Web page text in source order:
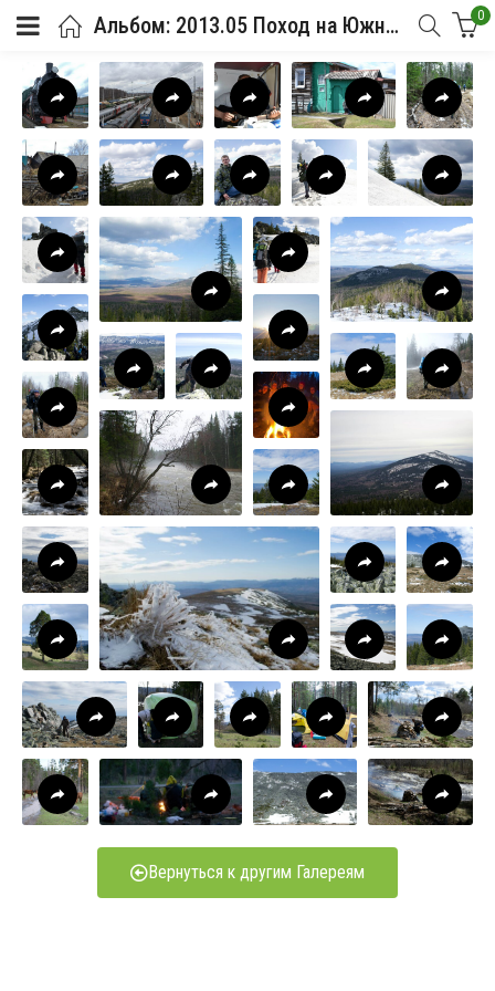
Альбом: 2013.05 Поход на Южный Урал 0
Вернуться к другим Галереям